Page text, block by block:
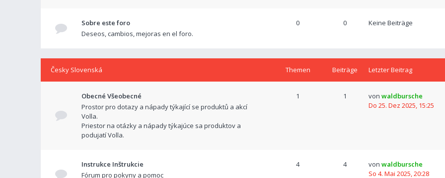
Sobre este foro
Deseos, cambios, mejoras en el foro.
0 0 Keine Beiträge
Česky Slovenská Themen Beiträge Letzter Beitrag
Obecné Všeobecné
Prostor pro dotazy a nápady týkající se produktů a akcí
Volla.
Priestor na otázky a nápady týkajúce sa produktov a
podujatí Volla.
1 1 von waldbursche
Do 25. Dez 2025, 15:25
Instrukce Inštrukcie
Fórum pro pokyny a pomoc
4 4 von waldbursche
So 4. Mai 2025, 20:28